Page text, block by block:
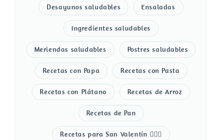
Desayunos saludables Ensaladas
Ingredientes saludables
Meriendas saludables Postres saludables
Recetas con Papa Recetas con Pasta
Recetas con Plátano Recetas de Arroz
Recetas de Pan
Recetas para San Valentín 👩‍❤️‍👨